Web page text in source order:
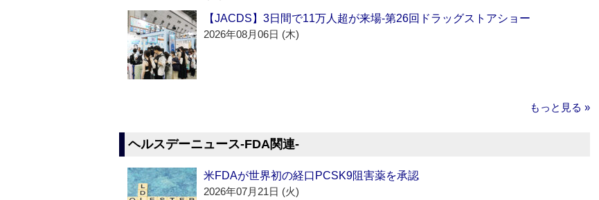
【JACDS】3日間で11万人超が来場‐第26回ドラッグストアショー
2026年08月06日 (木)
もっと見る »
ヘルスデーニュース‐FDA関連‐
米FDAが世界初の経口PCSK9阻害薬を承認
2026年07月21日 (火)